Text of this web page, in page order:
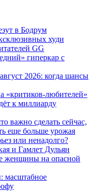
в Бодрум
худи
GG
гиперкар с
2026: когда шансы
«критиков-любителей»
к миллиарду
важно сделать сейчас,
еще больше урожая
или ненадолго?
и Гамлет Дульян
женщины на опасной
масштабное